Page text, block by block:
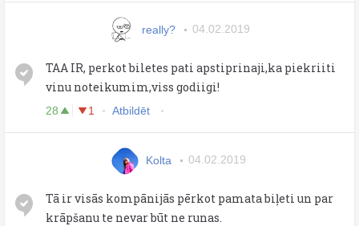
really? 04.02.2019
TAA IR, perkot biletes pati apstiprinaji,ka piekriiti
vinu noteikumim,viss godiigi!
28 1 Atbildēt
Kolta 04.02.2019
Tā ir visās kompānijās pērkot pamata biļeti un par
krāpšanu te nevar būt ne runas.